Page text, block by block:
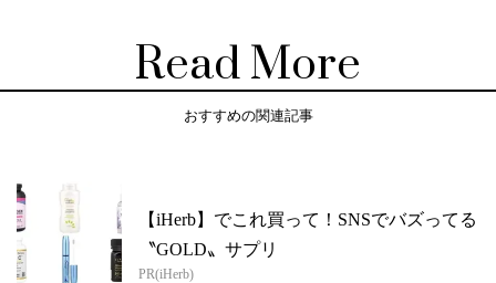
Read More
おすすめの関連記事
【iHerb】でこれ買って！SNSでバズってる
〝GOLD〟サプリ
PR(iHerb)